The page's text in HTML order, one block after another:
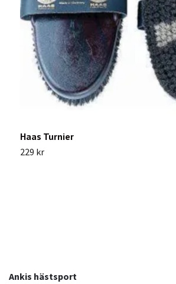
Haas Turnier
229 kr
Ankis hästsport